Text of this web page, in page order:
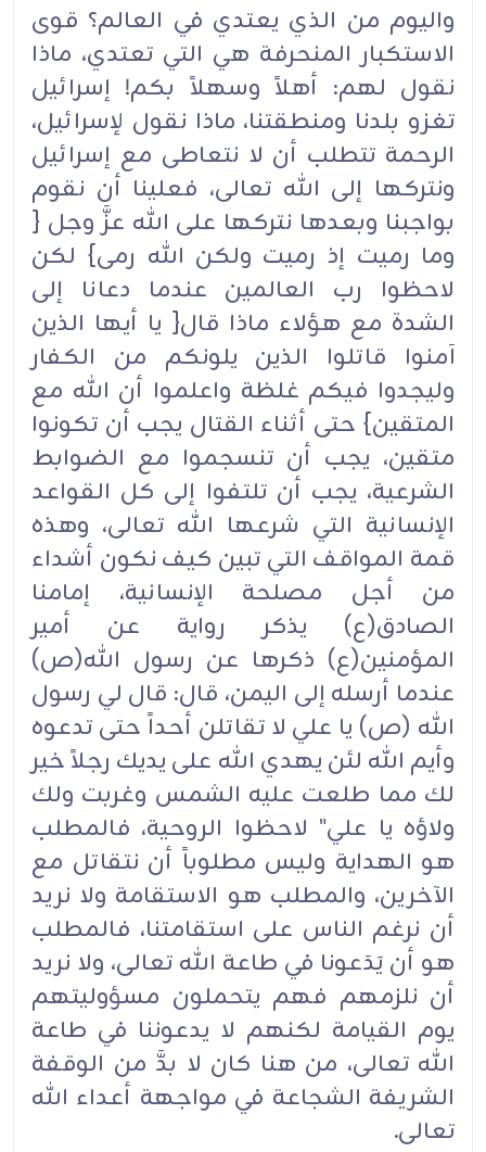
واليوم من الذي يعتدي في العالم؟ قوى
الاستكبار المنحرفة هي التي تعتدي، ماذا
نقول لهم: أهلاً وسهلاً بكم! إسرائيل
تغزو بلدنا ومنطقتنا، ماذا نقول لإسرائيل،
الرحمة تتطلب أن لا نتعاطى مع إسرائيل
ونتركها إلى الله تعالى، فعلينا أن نقوم
بواجبنا وبعدها نتركها على الله عزَّ وجل {
وما رميت إذ رميت ولكن الله رمى} لكن
لاحظوا رب العالمين عندما دعانا إلى
الشدة مع هؤلاء ماذا قال{ يا أيها الذين
آمنوا قاتلوا الذين يلونكم من الكفار
وليجدوا فيكم غلظة واعلموا أن الله مع
المتقين} حتى أثناء القتال يجب أن تكونوا
متقين، يجب أن تنسجموا مع الضوابط
الشرعية، يجب أن تلتفوا إلى كل القواعد
الإنسانية التي شرعها الله تعالى، وهذه
قمة المواقف التي تبين كيف نكون أشداء
من أجل مصلحة الإنسانية، إمامنا
الصادق(ع) يذكر رواية عن أمير
المؤمنين(ع) ذكرها عن رسول الله(ص)
عندما أرسله إلى اليمن، قال: قال لي رسول
الله (ص) يا علي لا تقاتلن أحداً حتى تدعوه
وأيم الله لئن يهدي الله على يديك رجلاً خير
لك مما طلعت عليه الشمس وغربت ولك
ولاؤه يا علي" لاحظوا الروحية، فالمطلب
هو الهداية وليس مطلوباً أن نتقاتل مع
الآخرين، والمطلب هو الاستقامة ولا نريد
أن نرغم الناس على استقامتنا، فالمطلب
هو أن يَدَعونا في طاعة الله تعالى، ولا نريد
أن نلزمهم فهم يتحملون مسؤوليتهم
يوم القيامة لكنهم لا يدعوننا في طاعة
الله تعالى، من هنا كان لا بدَّ من الوقفة
الشريفة الشجاعة في مواجهة أعداء الله
تعالى.‏